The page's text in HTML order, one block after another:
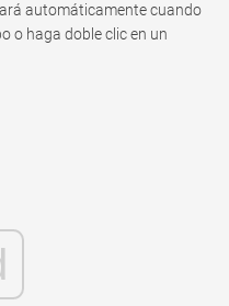
automáticamente cuando
o haga doble clic en un